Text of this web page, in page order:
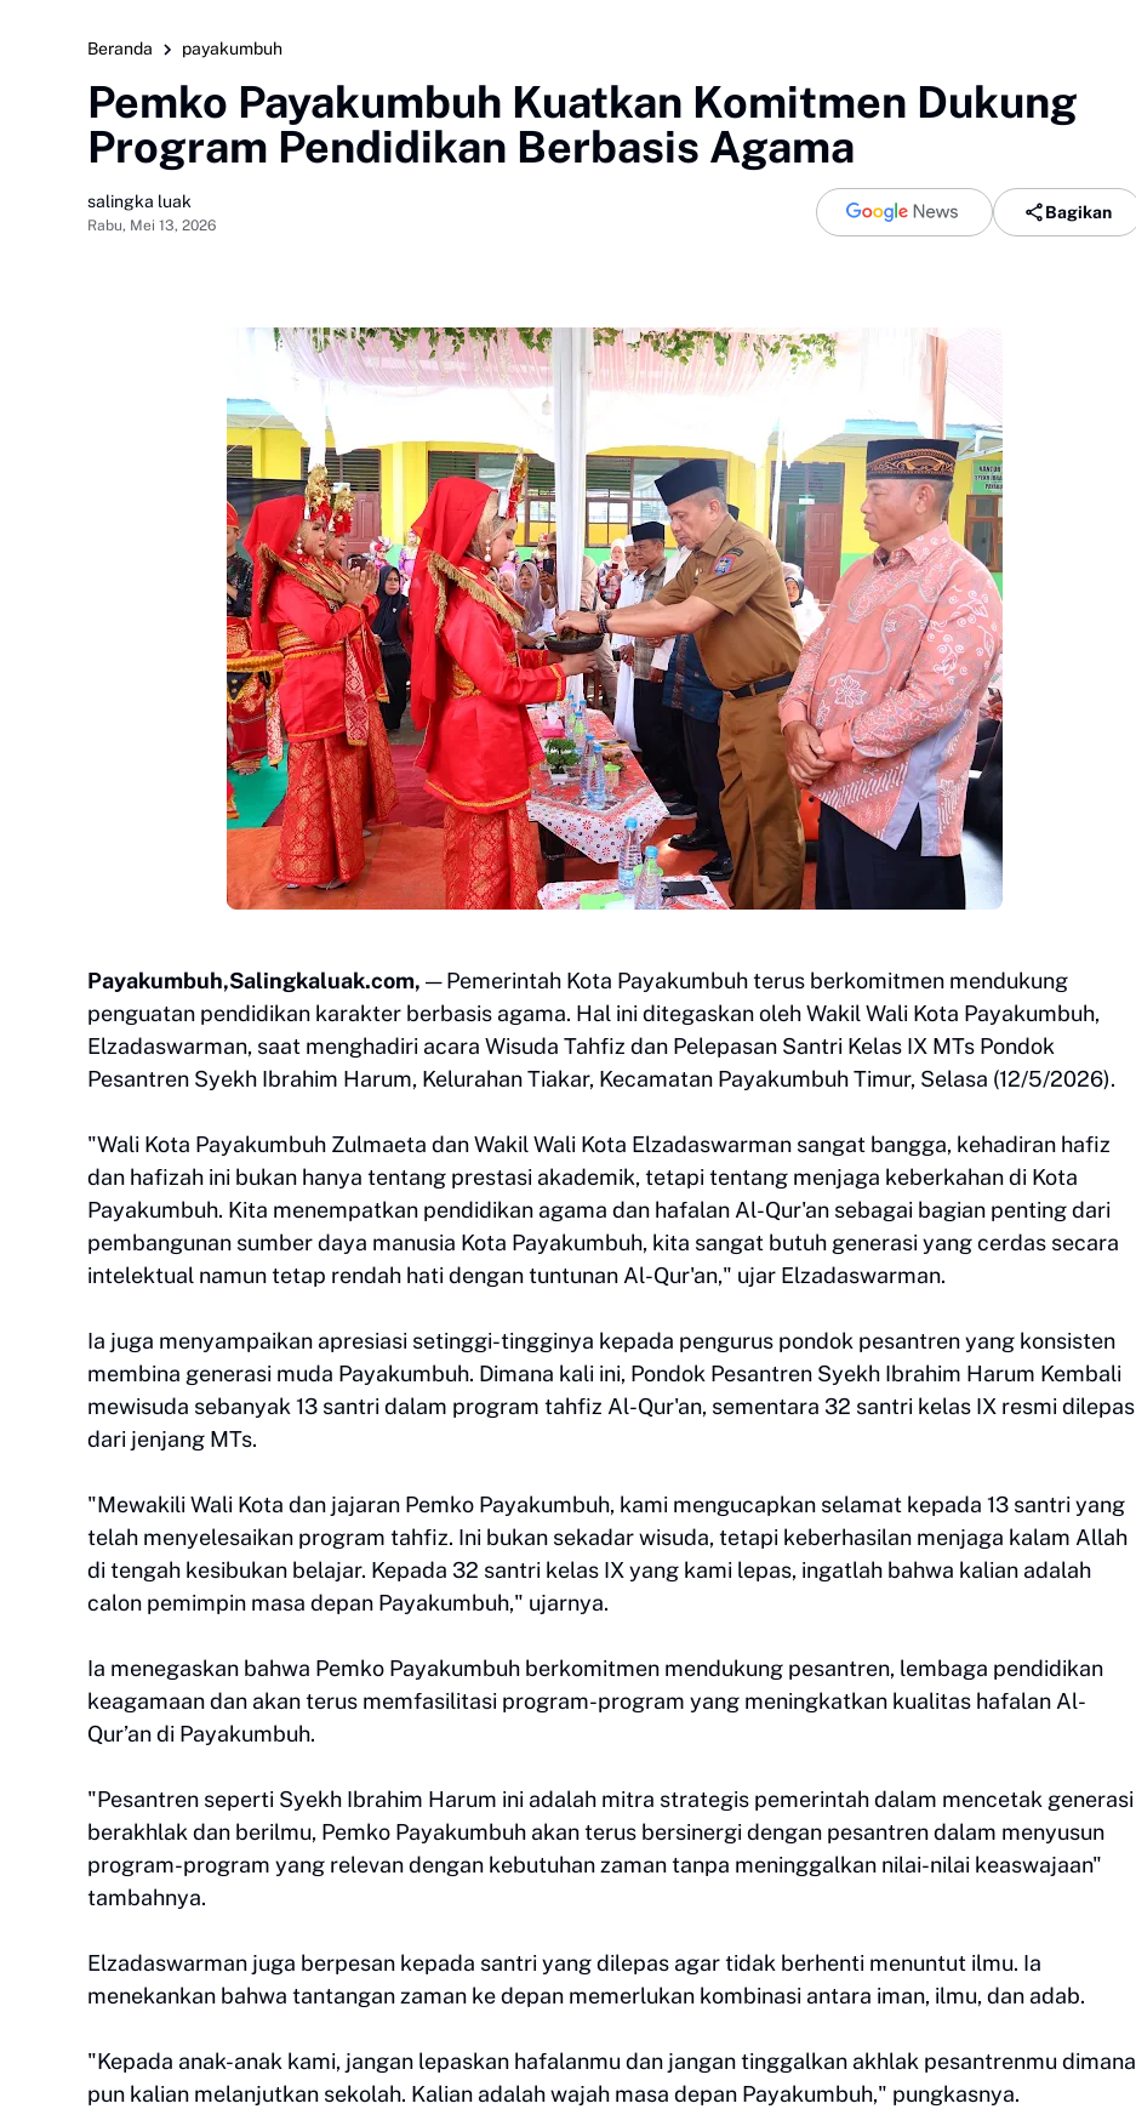
Beranda payakumbuh
Pemko Payakumbuh Kuatkan Komitmen Dukung
Program Pendidikan Berbasis Agama
salingka luak
Rabu, Mei 13, 2026
Bagikan
Payakumbuh,Salingkaluak.com, — Pemerintah Kota Payakumbuh terus berkomitmen mendukung
penguatan pendidikan karakter berbasis agama. Hal ini ditegaskan oleh Wakil Wali Kota Payakumbuh,
Elzadaswarman, saat menghadiri acara Wisuda Tahfiz dan Pelepasan Santri Kelas IX MTs Pondok
Pesantren Syekh Ibrahim Harum, Kelurahan Tiakar, Kecamatan Payakumbuh Timur, Selasa (12/5/2026).
"Wali Kota Payakumbuh Zulmaeta dan Wakil Wali Kota Elzadaswarman sangat bangga, kehadiran hafiz
dan hafizah ini bukan hanya tentang prestasi akademik, tetapi tentang menjaga keberkahan di Kota
Payakumbuh. Kita menempatkan pendidikan agama dan hafalan Al-Qur'an sebagai bagian penting dari
pembangunan sumber daya manusia Kota Payakumbuh, kita sangat butuh generasi yang cerdas secara
intelektual namun tetap rendah hati dengan tuntunan Al-Qur'an," ujar Elzadaswarman.
Ia juga menyampaikan apresiasi setinggi-tingginya kepada pengurus pondok pesantren yang konsisten
membina generasi muda Payakumbuh. Dimana kali ini, Pondok Pesantren Syekh Ibrahim Harum Kembali
mewisuda sebanyak 13 santri dalam program tahfiz Al-Qur'an, sementara 32 santri kelas IX resmi dilepas
dari jenjang MTs.
"Mewakili Wali Kota dan jajaran Pemko Payakumbuh, kami mengucapkan selamat kepada 13 santri yang
telah menyelesaikan program tahfiz. Ini bukan sekadar wisuda, tetapi keberhasilan menjaga kalam Allah
di tengah kesibukan belajar. Kepada 32 santri kelas IX yang kami lepas, ingatlah bahwa kalian adalah
calon pemimpin masa depan Payakumbuh," ujarnya.
Ia menegaskan bahwa Pemko Payakumbuh berkomitmen mendukung pesantren, lembaga pendidikan
keagamaan dan akan terus memfasilitasi program-program yang meningkatkan kualitas hafalan Al-
Qur’an di Payakumbuh.
"Pesantren seperti Syekh Ibrahim Harum ini adalah mitra strategis pemerintah dalam mencetak generasi
berakhlak dan berilmu, Pemko Payakumbuh akan terus bersinergi dengan pesantren dalam menyusun
program-program yang relevan dengan kebutuhan zaman tanpa meninggalkan nilai-nilai keaswajaan"
tambahnya.
Elzadaswarman juga berpesan kepada santri yang dilepas agar tidak berhenti menuntut ilmu. Ia
menekankan bahwa tantangan zaman ke depan memerlukan kombinasi antara iman, ilmu, dan adab.
"Kepada anak-anak kami, jangan lepaskan hafalanmu dan jangan tinggalkan akhlak pesantrenmu dimana
pun kalian melanjutkan sekolah. Kalian adalah wajah masa depan Payakumbuh," pungkasnya.